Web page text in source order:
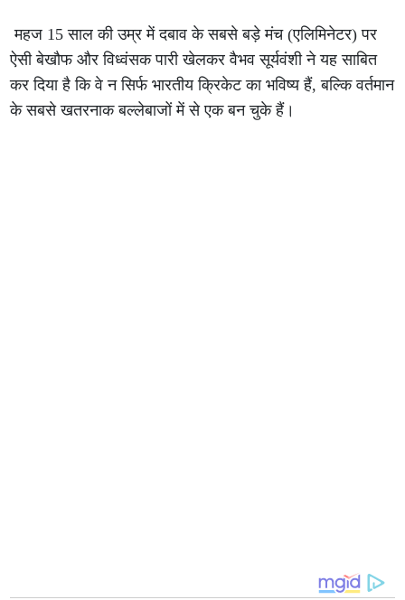
महज 15 साल की उम्र में दबाव के सबसे बड़े मंच (एलिमिनेटर) पर
ऐसी बेखौफ और विध्वंसक पारी खेलकर वैभव सूर्यवंशी ने यह साबित
कर दिया है कि वे न सिर्फ भारतीय क्रिकेट का भविष्य हैं, बल्कि वर्तमान
के सबसे खतरनाक बल्लेबाजों में से एक बन चुके हैं।